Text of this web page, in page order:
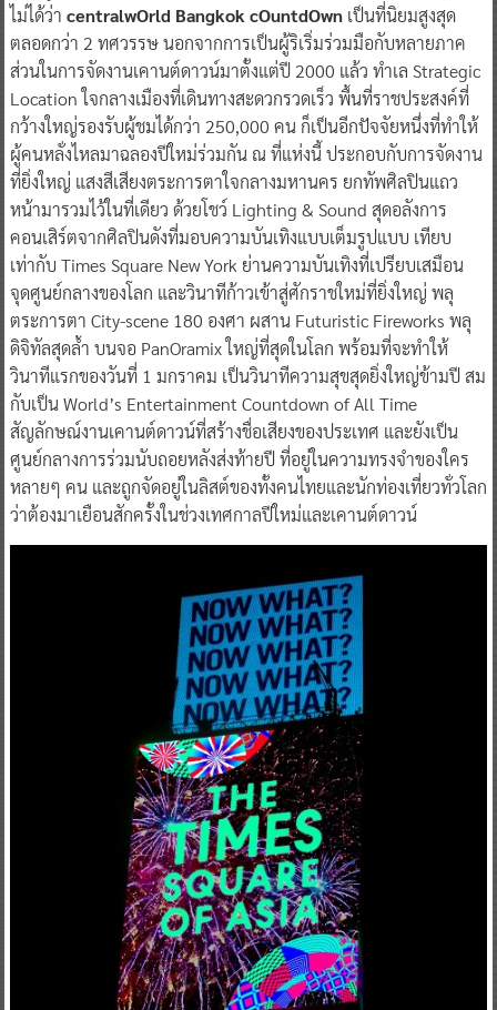
ไม่ได้ว่า centralwOrld Bangkok cOuntdOwn เป็นที่นิยมสูงสุด
ตลอดกว่า 2 ทศวรรษ นอกจากการเป็นผู้ริเริ่มร่วมมือกับหลายภาค
ส่วนในการจัดงานเคานต์ดาวน์มาตั้งแต่ปี 2000 แล้ว ทำเล Strategic
Location ใจกลางเมืองที่เดินทางสะดวกรวดเร็ว พื้นที่ราชประสงค์ที่
กว้างใหญ่รองรับผู้ชมได้กว่า 250,000 คน ก็เป็นอีกปัจจัยหนึ่งที่ทำให้
ผู้คนหลั่งไหลมาฉลองปีใหม่ร่วมกัน ณ ที่แห่งนี้ ประกอบกับการจัดงาน
ที่ยิ่งใหญ่ แสงสีเสียงตระการตาใจกลางมหานคร ยกทัพศิลปินแถว
หน้ามารวมไว้ในที่เดียว ด้วยโชว์ Lighting & Sound สุดอลังการ
คอนเสิร์ตจากศิลปินดังที่มอบความบันเทิงแบบเต็มรูปแบบ เทียบ
เท่ากับ Times Square New York ย่านความบันเทิงที่เปรียบเสมือน
จุดศูนย์กลางของโลก และวินาทีก้าวเข้าสู่ศักราชใหม่ที่ยิ่งใหญ่ พลุ
ตระการตา City-scene 180 องศา ผสาน Futuristic Fireworks พลุ
ดิจิทัลสุดล้ำ บนจอ PanOramix ใหญ่ที่สุดในโลก พร้อมที่จะทำให้
วินาทีแรกของวันที่ 1 มกราคม เป็นวินาทีความสุขสุดยิ่งใหญ่ข้ามปี สม
กับเป็น World’s Entertainment Countdown of All Time
สัญลักษณ์งานเคานต์ดาวน์ที่สร้างชื่อเสียงของประเทศ และยังเป็น
ศูนย์กลางการร่วมนับถอยหลังส่งท้ายปี ที่อยู่ในความทรงจำของใคร
หลายๆ คน และถูกจัดอยู่ในลิสต์ของทั้งคนไทยและนักท่องเที่ยวทั่วโลก
ว่าต้องมาเยือนสักครั้งในช่วงเทศกาลปีใหม่และเคานต์ดาวน์